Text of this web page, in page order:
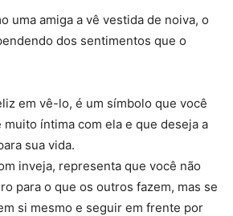
uma amiga a vê vestida de noiva, o
dos sentimentos que o
em vê-lo, é um símbolo que você
muito íntima com ela e que deseja a
sua vida.
inveja, representa que você não
para o que os outros fazem, mas se
si mesmo e seguir em frente por